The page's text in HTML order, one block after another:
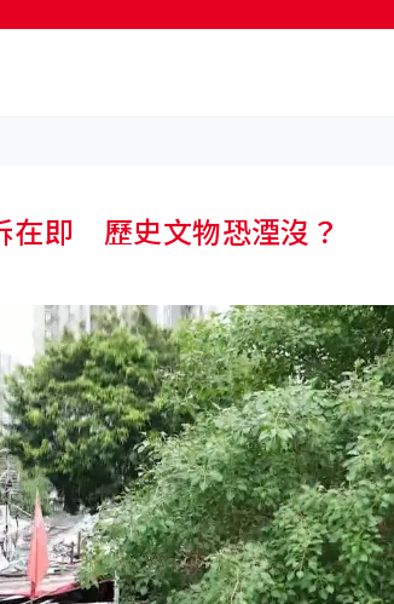
在即 歷史文物恐湮沒？